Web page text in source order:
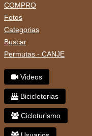
COMPRO
Fotos
Categorias
Buscar
Permutas - CANJE
Videos
Bicicleterias
Cicloturismo